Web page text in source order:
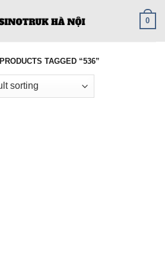
0
PRODUCTS TAGGED “536”